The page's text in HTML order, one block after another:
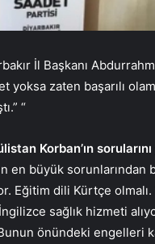
İl Başkanı
zaten başarılı
“
Korban’ın
en büyük
Eğitim dili Kürtçe
sağlık hizmeti
önündeki engelleri